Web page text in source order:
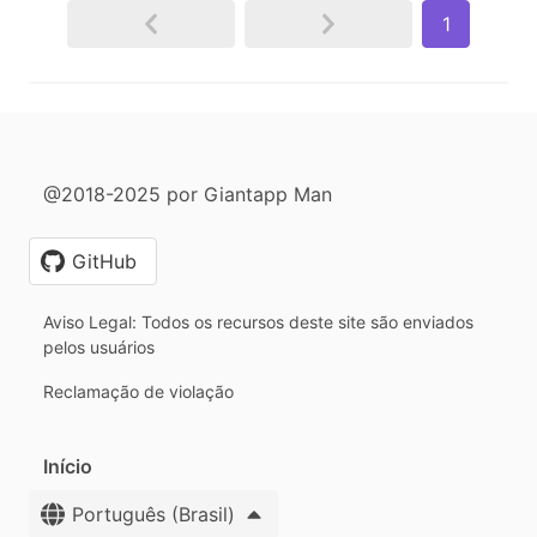
1
@2018-2025 por Giantapp Man
GitHub
Aviso Legal: Todos os recursos deste site são enviados
pelos usuários
Reclamação de violação
Início
Português (Brasil)